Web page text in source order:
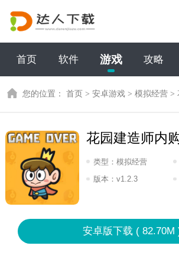
首页 软件 游戏 攻略
您的位置：首页 >安卓游戏 >模拟经营 >
花园建造师内
类型：模拟经营
版本：v1.2.3
安卓版下载 ( 82.70M